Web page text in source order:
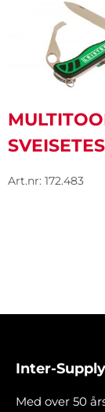
Art.nr: 172.483
Inter-
Med over 50